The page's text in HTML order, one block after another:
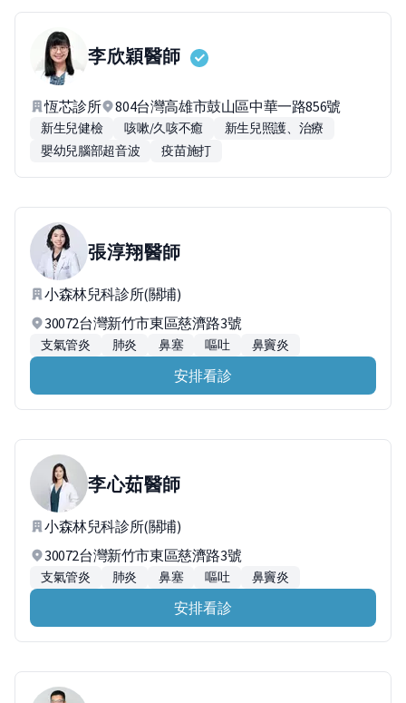
李欣穎醫師
恆芯診所 804台灣高雄市鼓山區中華一路856號
新生兒健檢 咳嗽/久咳不癒
新生兒照護、治療
嬰幼兒腦部超音波
疫苗施打
張淳翔醫師
小森林兒科診所(關埔)
30072台灣新竹市東區慈濟路3號
支氣管炎 肺炎 鼻塞 嘔吐 鼻竇炎
安排看診
李心茹醫師
小森林兒科診所(關埔)
30072台灣新竹市東區慈濟路3號
支氣管炎 肺炎 鼻塞 嘔吐 鼻竇炎
安排看診